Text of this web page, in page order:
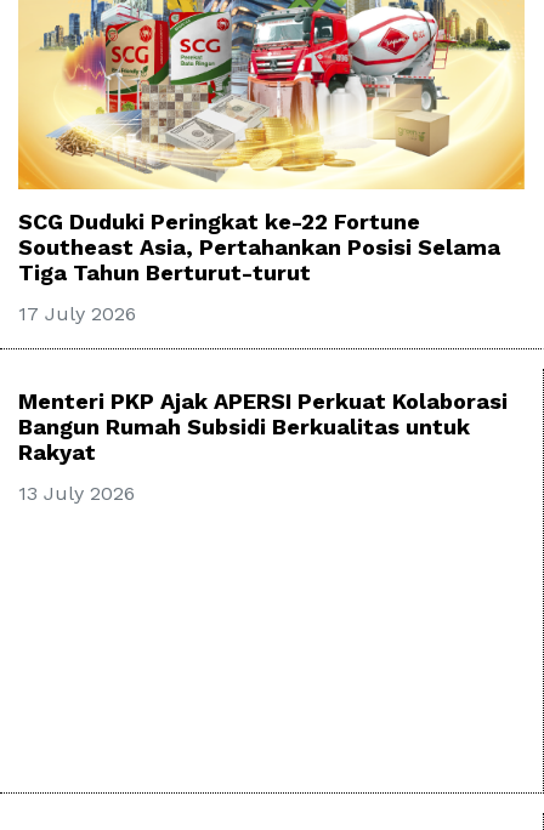
SCG Duduki Peringkat ke-22 Fortune
Southeast Asia, Pertahankan Posisi Selama
Tiga Tahun Berturut-turut
17 July 2026
Menteri PKP Ajak APERSI Perkuat Kolaborasi
Bangun Rumah Subsidi Berkualitas untuk
Rakyat
13 July 2026